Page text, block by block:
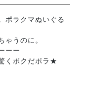
ポラクマぬいぐる
うのに。
ーー
驚くボクだポラ★